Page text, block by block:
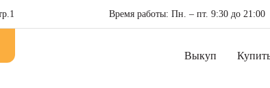
Время работы: Пн. – пт. 9:30 до
Выкуп